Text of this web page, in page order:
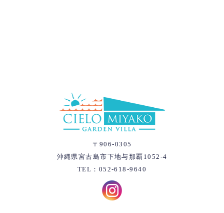
〒906-0305
沖縄県宮古島市下地与那覇1052-4
TEL：052-618-9640